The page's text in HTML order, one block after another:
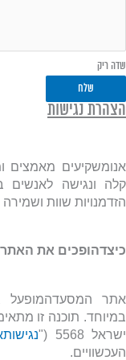
שדה ריק
שלח
הצהרת נגישות
אנומשקיעים מאמצים
קלה ונגישה לאנשים
הזדמנויות שוות ושמירה
כיצדהופכים את
אתר המסעדהמופעל
במיוחד. תוכנה זו
ישראל 5568 ("
העכשוויים.